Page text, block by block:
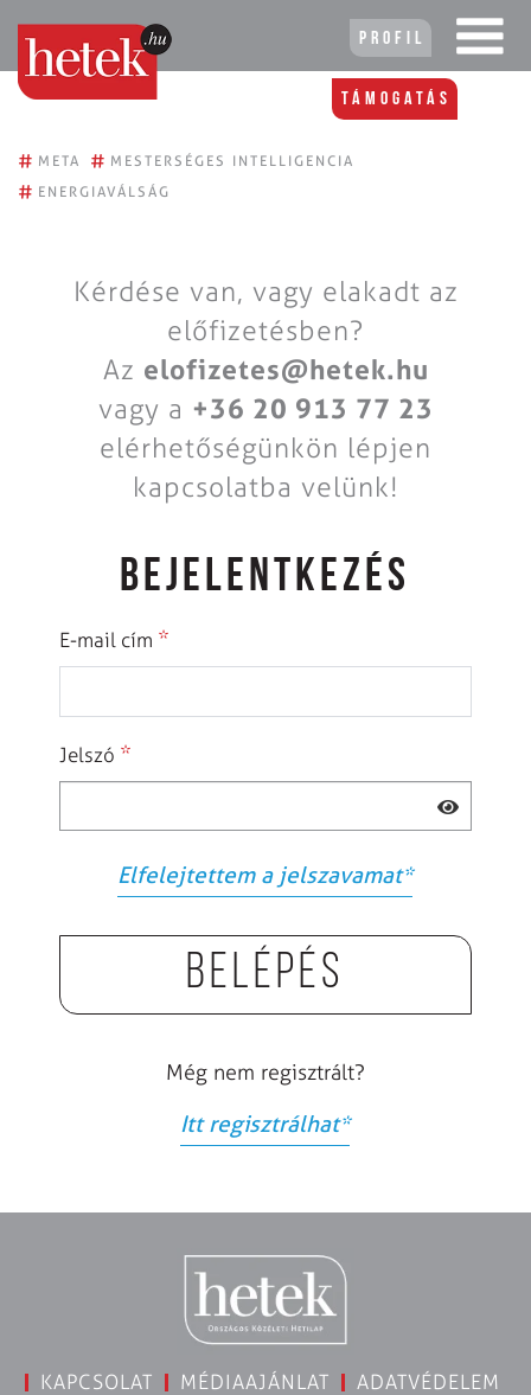
Profil
Támogatás
# META # MESTERSÉGES INTELLIGENCIA
# ENERGIAVÁLSÁG
Kérdése van, vagy elakadt az
előfizetésben?
Az elofizetes@hetek.hu
vagy a +36 20 913 77 23
elérhetőségünkön lépjen
kapcsolatba velünk!
BEJELENTKEZÉS
E-mail cím *
Jelszó *
Elfelejtettem a jelszavamat*
Belépés
Még nem regisztrált?
Itt regisztrálhat*
KAPCSOLAT MÉDIAAJÁNLAT
ADATVÉDELEM